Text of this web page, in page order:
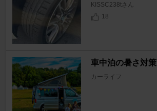
KISSC238tさん
18
車中泊の暑さ対策
カーライフ